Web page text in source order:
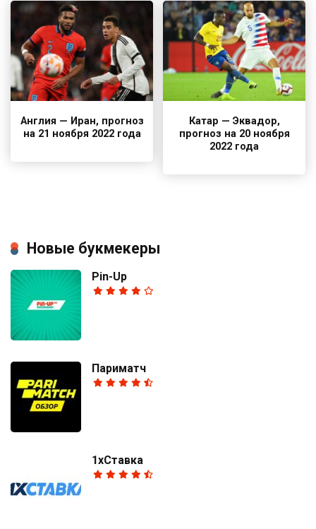
Англия — Иран, прогноз
на 21 ноября 2022 года
Катар — Эквадор,
прогноз на 20 ноября
2022 года
Новые букмекеры
Pin-Up
Париматч
1хСтавка